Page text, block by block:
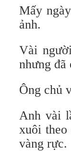
Mấy
ảnh.
Vài
nhưng đã
Ông chủ
Anh vài
xuôi theo
vàng rực.